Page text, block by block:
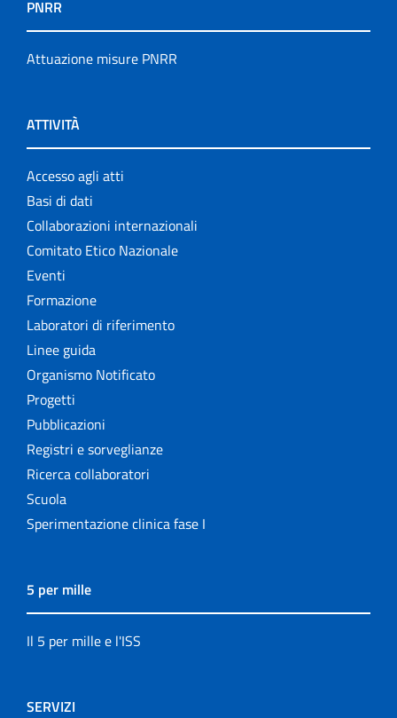
PNRR
Attuazione misure PNRR
ATTIVITÀ
Accesso agli atti
Basi di dati
Collaborazioni internazionali
Comitato Etico Nazionale
Eventi
Formazione
Laboratori di riferimento
Linee guida
Organismo Notificato
Progetti
Pubblicazioni
Registri e sorveglianze
Ricerca collaboratori
Scuola
Sperimentazione clinica fase I
5 per mille
Il 5 per mille e l'ISS
SERVIZI